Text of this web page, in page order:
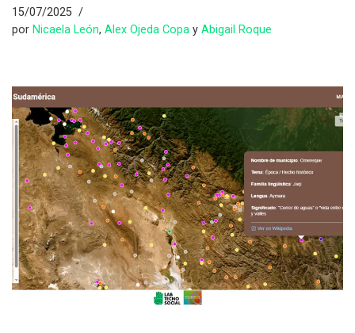
15/07/2025
por Nicaela León, Alex Ojeda Copa y Abigail Roque